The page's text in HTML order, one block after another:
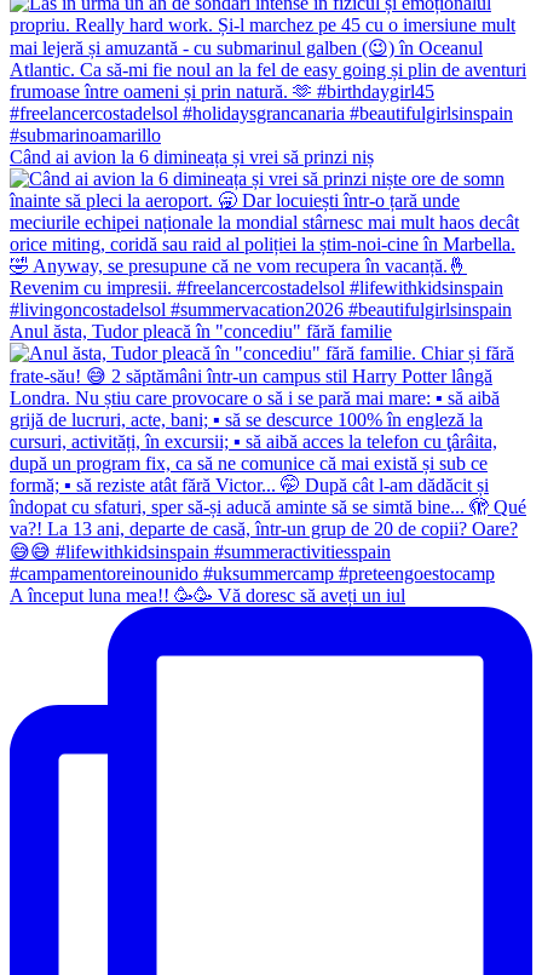
Când ai avion la 6 dimineața și vrei să prinzi niș
Anul ăsta, Tudor pleacă în "concediu" fără familie
A început luna mea!! 🥳🥳 Vă doresc să aveți un iul